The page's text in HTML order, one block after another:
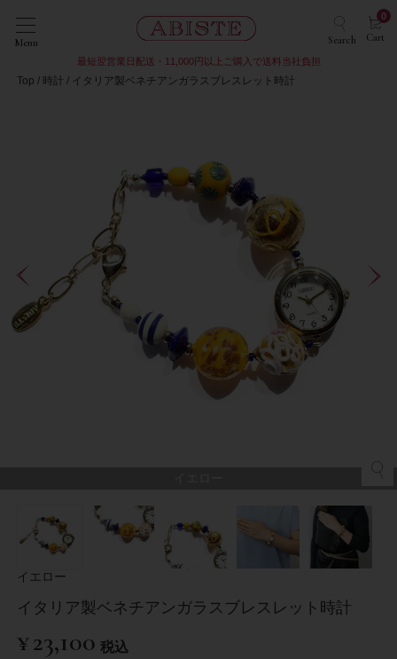
Menu Search Cart
0
最短翌営業日配送・11,000円以上ご購入で送料当社負担
Top 時計 イタリア製ベネチアンガラスブレスレット時計
イエロー
イタリア製ベネチアンガラスブレスレット時計
¥23,100 税込